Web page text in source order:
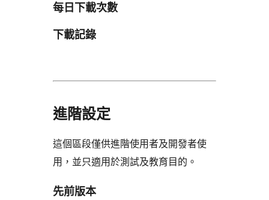
每日下載次數
下載記錄
進階設定
這個區段僅供進階使用者及開發者使
用，並只適用於測試及教育目的。
先前版本